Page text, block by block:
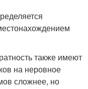
также имеют
на неровное
сложнее, но